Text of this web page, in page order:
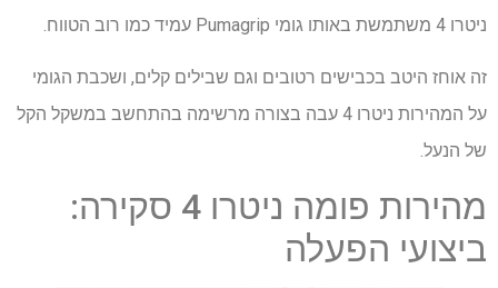
ניטרו 4 משתמשת באותו גומי Pumagrip עמיד כמו רוב הטווח.
זה אוחז היטב בכבישים רטובים וגם שבילים קלים, ושכבת הגומי
על המהירות ניטרו 4 עבה בצורה מרשימה בהתחשב במשקל הקל
של הנעל.
מהירות פומה ניטרו 4 סקירה:
ביצועי הפעלה